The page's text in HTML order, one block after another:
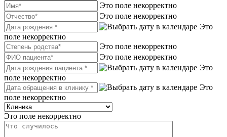
Это поле некорректно
Это поле некорректно
Это
поле некорректно
Это поле некорректно
Это поле некорректно
Это
поле некорректно
Это
поле некорректно
Это поле некорректно